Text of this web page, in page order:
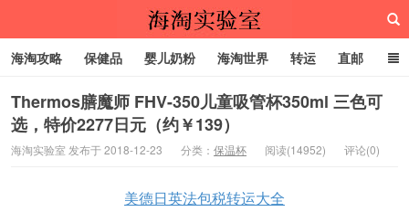
海淘实验室
海淘攻略 保健品 婴儿奶粉 海淘世界 转运 直邮
代购服务
Thermos膳魔师 FHV-350儿童吸管杯350ml 三色可
选，特价2277日元（约￥139）
海淘实验室 发布于 2018-12-23 分类： 保温杯 阅读(14952) 评论(0)
美德日英法包税转运大全